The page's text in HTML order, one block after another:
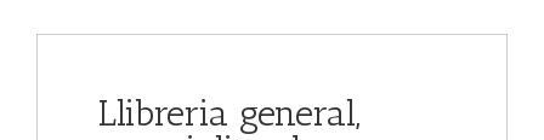
Llibreria general,